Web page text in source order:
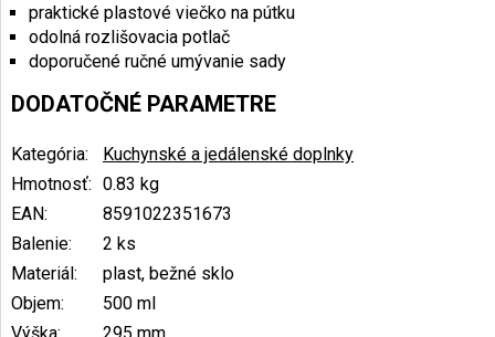
praktické plastové viečko na pútku
odolná rozlišovacia potlač
doporučené ručné umývanie sady
DODATOČNÉ PARAMETRE
Kategória:
Kuchynské a jedálenské doplnky
Hmotnosť: 0.83 kg
EAN:
8591022351673
Balenie:
2 ks
Materiál:
plast, bežné sklo
Objem:
500 ml
Výška:
295 mm